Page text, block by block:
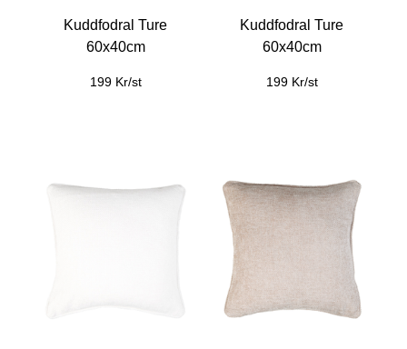
Kuddfodral Ture
60x40cm
199 Kr/st
Kuddfodral Ture
60x40cm
199 Kr/st